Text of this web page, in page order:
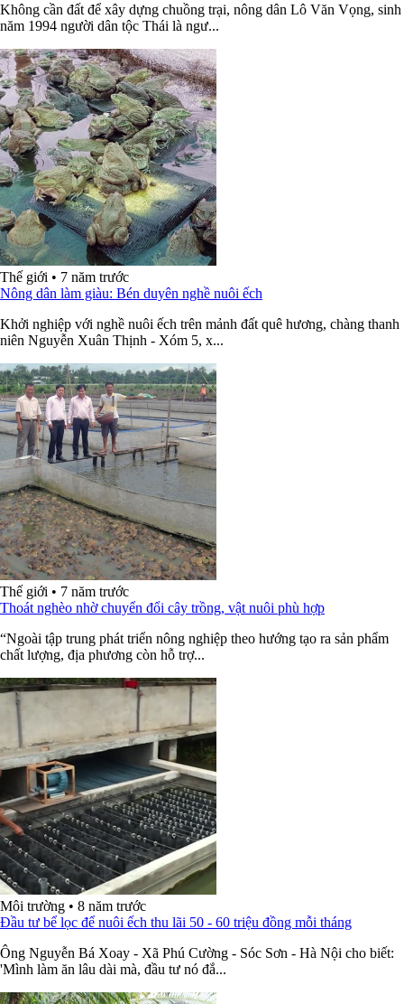
Không cần đất để xây dựng chuồng trại, nông dân Lô Văn Vọng, sinh
năm 1994 người dân tộc Thái là ngư...
Thế giới • 7 năm trước
Nông dân làm giàu: Bén duyên nghề nuôi ếch
Khởi nghiệp với nghề nuôi ếch trên mảnh đất quê hương, chàng thanh
niên Nguyễn Xuân Thịnh - Xóm 5, x...
Thế giới • 7 năm trước
Thoát nghèo nhờ chuyển đổi cây trồng, vật nuôi phù hợp
“Ngoài tập trung phát triển nông nghiệp theo hướng tạo ra sản phẩm
chất lượng, địa phương còn hỗ trợ...
Môi trường • 8 năm trước
Đầu tư bể lọc để nuôi ếch thu lãi 50 - 60 triệu đồng mỗi tháng
Ông Nguyễn Bá Xoay - Xã Phú Cường - Sóc Sơn - Hà Nội cho biết:
'Mình làm ăn lâu dài mà, đầu tư nó đắ...